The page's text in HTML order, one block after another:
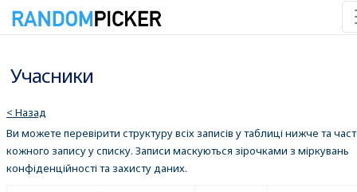
Учасники
< Назад
Ви можете перевірити структуру всіх записів у таблиці нижче та
кожного запису у списку. Записи маскуються зірочками з міркувань
конфіденційності та захисту даних.